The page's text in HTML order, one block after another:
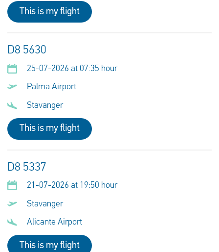
This is my flight
D8 5630
25-07-2026 at 07:35 hour
Palma Airport
Stavanger
This is my flight
D8 5337
21-07-2026 at 19:50 hour
Stavanger
Alicante Airport
This is my flight